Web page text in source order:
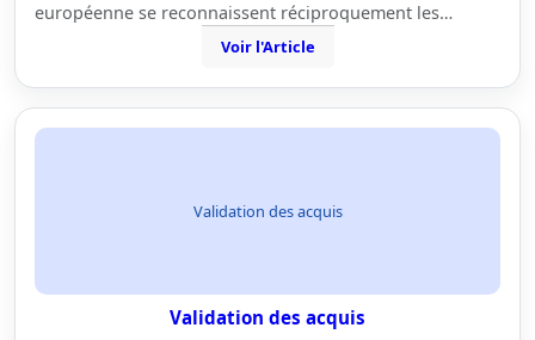
européenne se reconnaissent réciproquement les…
Voir l'Article
Validation des acquis
Validation des acquis